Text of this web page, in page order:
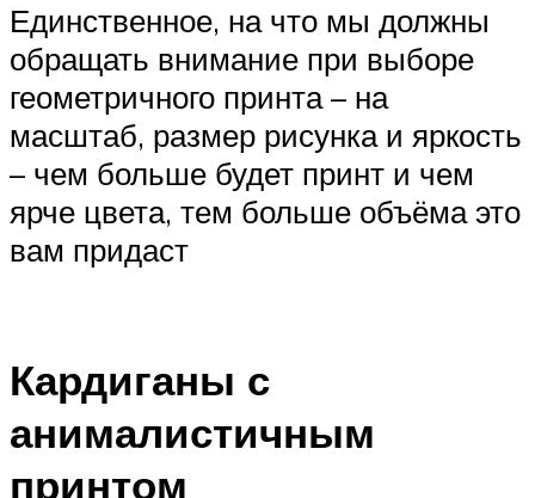
Единственное, на что мы должны
обращать внимание при выборе
геометричного принта – на
масштаб, размер рисунка и яркость
– чем больше будет принт и чем
ярче цвета, тем больше объёма это
вам придаст
Кардиганы с
анималистичным
принтом